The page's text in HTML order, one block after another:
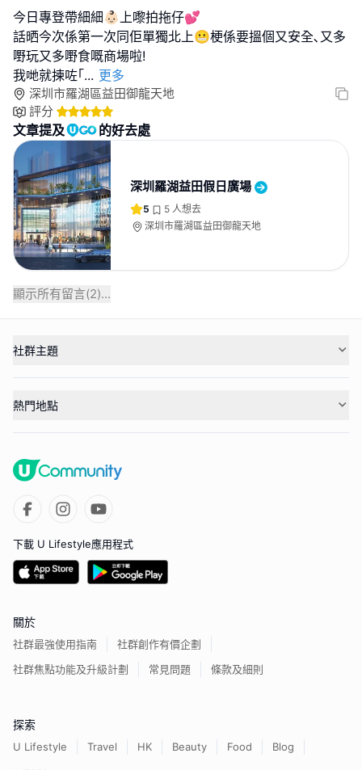
今日專登帶細細👶🏻上嚟拍拖仔💕
話晒今次係第一次同佢單獨北上😬梗係要搵個又安全､又多
嘢玩又多嘢食嘅商場啦!
我哋就揀咗｢... 更多
深圳市羅湖區益田御龍天地
評分
文章提及 的好去處
深圳羅湖益田假日廣場
5 5 人想去
深圳市羅湖區益田御龍天地
顯示所有留言(2)...
社群主題
熱門地點
下載 U Lifestyle應用程式
關於
社群最強使用指南
社群創作有價企劃
社群焦點功能及升級計劃
常見問題 條款及細則
探索
U Lifestyle Travel HK Beauty Food
Blog